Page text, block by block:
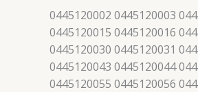
0445120002 0445120003
0445120015 0445120016
0445120030 0445120031
0445120043 0445120044
0445120055 0445120056